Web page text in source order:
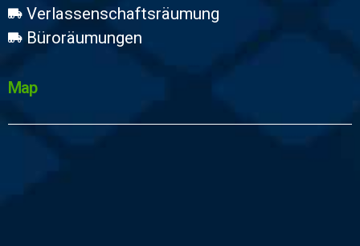
Verlassenschaftsräumung
Büroräumungen
Map